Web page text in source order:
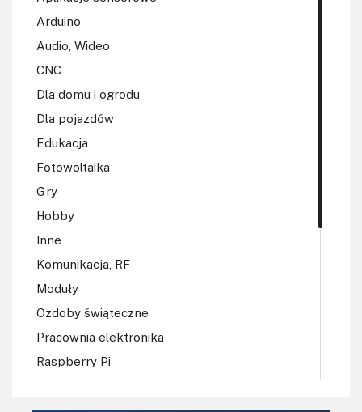
Arduino
Audio, Wideo
CNC
Dla domu i ogrodu
Dla pojazdów
Edukacja
Fotowoltaika
Gry
Hobby
Inne
Komunikacja, RF
Moduły
Ozdoby świąteczne
Pracownia elektronika
Raspberry Pi